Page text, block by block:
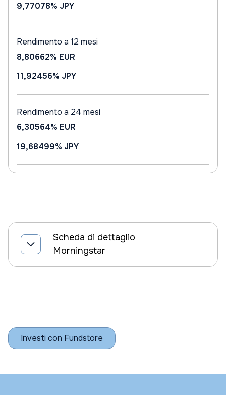
9,77078% JPY
Rendimento a 12 mesi
8,80662% EUR
11,92456% JPY
Rendimento a 24 mesi
6,30564% EUR
19,68499% JPY
Scheda di dettaglio
Morningstar
Investi con Fundstore